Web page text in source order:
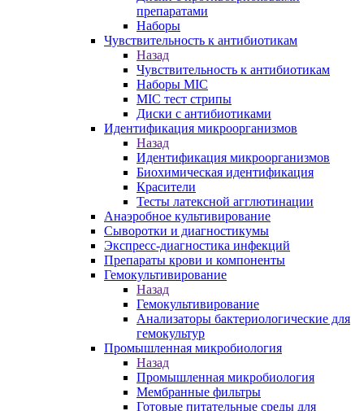
препаратами
Наборы
Чувствительность к антибиотикам
Назад
Чувствительность к антибиотикам
Наборы MIC
MIC тест стрипы
Диски с антибиотиками
Идентификация микроорганизмов
Назад
Идентификация микроорганизмов
Биохимическая идентификация
Красители
Тесты латексной агглютинации
Анаэробное культивирование
Сыворотки и диагностикумы
Экспресс-диагностика инфекций
Препараты крови и компоненты
Гемокультивирование
Назад
Гемокультивирование
Анализаторы бактериологические для
гемокультур
Промышленная микробиология
Назад
Промышленная микробиология
Мембранные фильтры
Готовые питательные среды для